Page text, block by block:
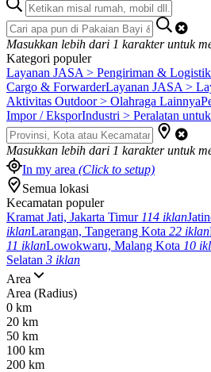
Masukkan lebih dari 1 karakter untuk
Kategori populer
Layanan JASA > Pengiriman & Logistik
Cargo & ForwarderLayanan JASA >
Aktivitas Outdoor > Olahraga Lainnya
Impor / EksporIndustri > Peralatan
Masukkan lebih dari 1 karakter untuk
In my area (Click to setup)
Semua lokasi
Kecamatan populer
Kramat Jati, Jakarta Timur 114 iklan
iklanLarangan, Tangerang Kota 22 iklan
11 iklanLowokwaru, Malang Kota 10
Selatan 3 iklan
Area
Area (Radius)
0 km
20 km
50 km
100 km
200 km